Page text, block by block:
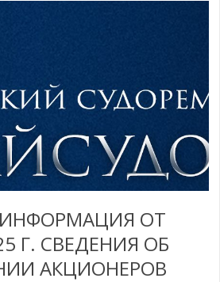
ОТ
Г. СВЕДЕНИЯ ОБ
АКЦИОНЕРОВ